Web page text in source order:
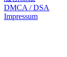
DMCA / DSA
Impressum